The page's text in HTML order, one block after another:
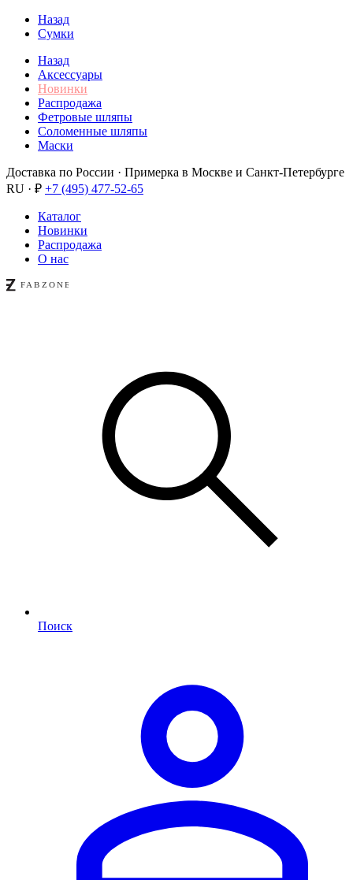
Назад
Сумки
Назад
Аксессуары
Новинки
Распродажа
Фетровые шляпы
Соломенные шляпы
Маски
Доставка по России · Примерка в Москве и Санкт-Петербурге
RU · ₽ +7 (495) 477-52-65
Каталог
Новинки
Распродажа
О нас
Поиск